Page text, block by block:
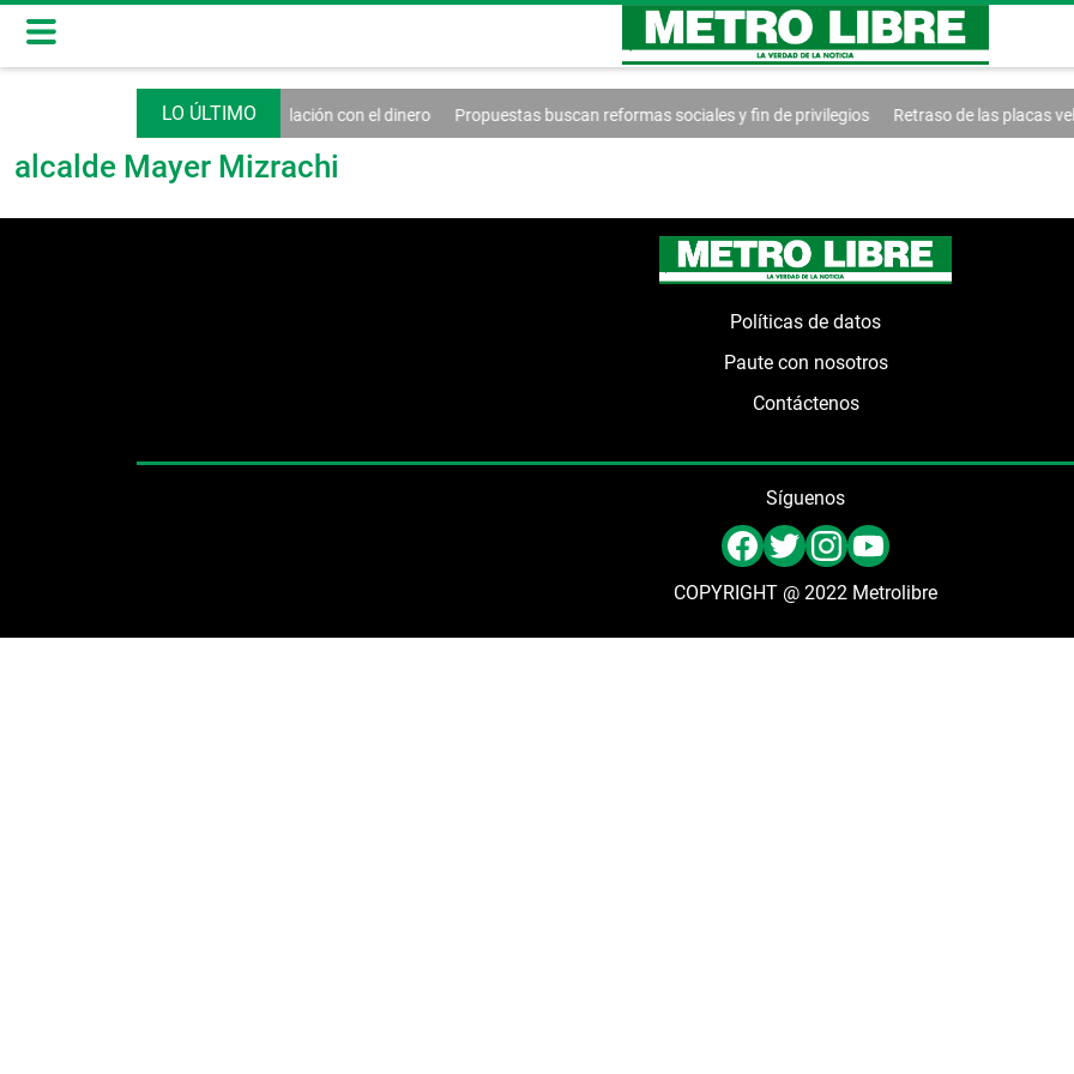
una guía sencilla para sanar la relación con el dinero Propuestas buscan reformas sociales y fin de privilegios Retraso de las placas
alcalde Mayer Mizrachi
Políticas de datos
Paute con nosotros
Contáctenos
Síguenos
COPYRIGHT @ 2022 Metrolibre